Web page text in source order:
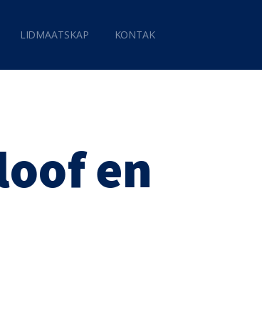
LIDMAATSKAP KONTAK
en